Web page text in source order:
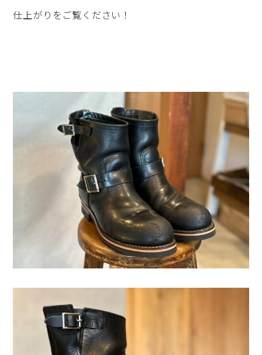
仕上がりをご覧ください！